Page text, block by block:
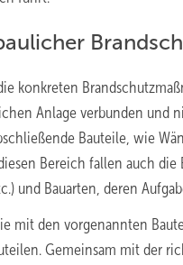
konkreten
Anlage verbunden und
Bauteile, wie
Bereich fallen auch die
und Bauarten, deren
mit den vorgenannten
Gemeinsam mit der